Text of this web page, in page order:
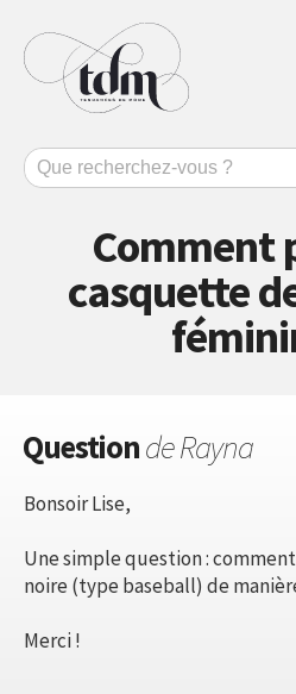
Comment
casquette
Questionde Rayna
Bonsoir Lise,
Une simple question :
noire (type baseball) de
Merci !